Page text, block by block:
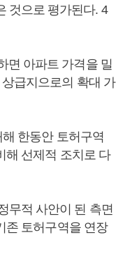
것으로 평가된다. 4
면 아파트 가격을 밀
급지으로의 확대 가
한동안 토허구역
해 선제적 조치로 다
무적 사안이 된 측면
존 토허구역을 연장